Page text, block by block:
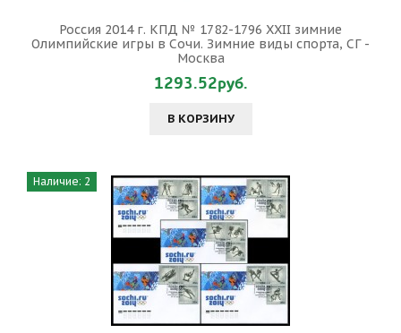
Россия 2014 г. КПД № 1782-1796 XXII зимние
Олимпийские игры в Сочи. Зимние виды спорта, СГ -
Москва
1293.52руб.
В КОРЗИНУ
Наличие: 2